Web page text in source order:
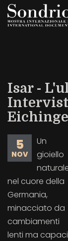
Salta
Isar -
5
NOV
Un
gioiello
nel cuore della
Germania,
minacciato da
cambiamenti
lenti ma capaci